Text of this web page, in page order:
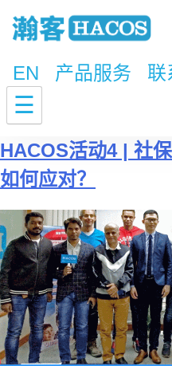
EN 产品服务 联
☰
标签：
HACOS活动4 | 社
如何应对？